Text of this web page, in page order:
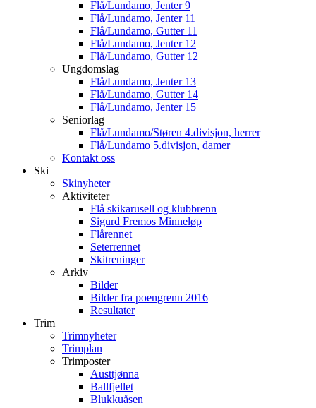
Flå/Lundamo, Jenter 9
Flå/Lundamo, Jenter 11
Flå/Lundamo, Gutter 11
Flå/Lundamo, Jenter 12
Flå/Lundamo, Gutter 12
Ungdomslag
Flå/Lundamo, Jenter 13
Flå/Lundamo, Gutter 14
Flå/Lundamo, Jenter 15
Seniorlag
Flå/Lundamo/Støren 4.divisjon, herrer
Flå/Lundamo 5.divisjon, damer
Kontakt oss
Ski
Skinyheter
Aktiviteter
Flå skikarusell og klubbrenn
Sigurd Fremos Minneløp
Flårennet
Seterrennet
Skitreninger
Arkiv
Bilder
Bilder fra poengrenn 2016
Resultater
Trim
Trimnyheter
Trimplan
Trimposter
Austtjønna
Ballfjellet
Blukkuåsen